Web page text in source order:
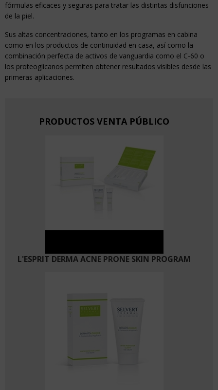
fórmulas eficaces y seguras para tratar las distintas disfunciones
de la piel.
Sus altas concentraciones, tanto en los programas en cabina
como en los productos de continuidad en casa, así como la
combinación perfecta de activos de vanguardia como el C-60 o
los proteoglicanos permiten obtener resultados visibles desde las
primeras aplicaciones.
PRODUCTOS VENTA PÚBLICO
L'ESPRIT DERMA ACNE PRONE SKIN PROGRAM